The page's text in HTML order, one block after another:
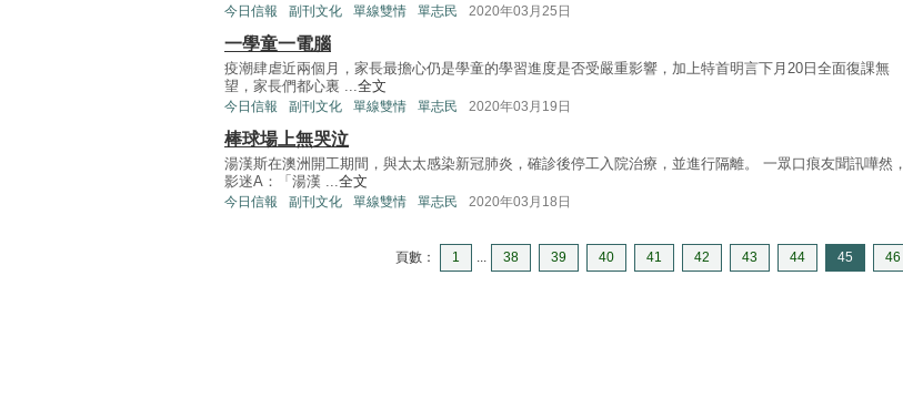
今日信報 副刊文化 單線雙情 單志民 2020年03月25日
一學童一電腦
疫潮肆虐近兩個月，家長最擔心仍是學童的學習進度是否受嚴重影響，加上特首明言下月20日全面復課無
望，家長們都心裏 ...全文
今日信報 副刊文化 單線雙情 單志民 2020年03月19日
棒球場上無哭泣
湯漢斯在澳洲開工期間，與太太感染新冠肺炎，確診後停工入院治療，並進行隔離。 一眾口痕友聞訊嘩然，
影迷A：「湯漢 ...全文
今日信報 副刊文化 單線雙情 單志民 2020年03月18日
頁數： 1 ... 38 39 40 41 42 43 44 45 46